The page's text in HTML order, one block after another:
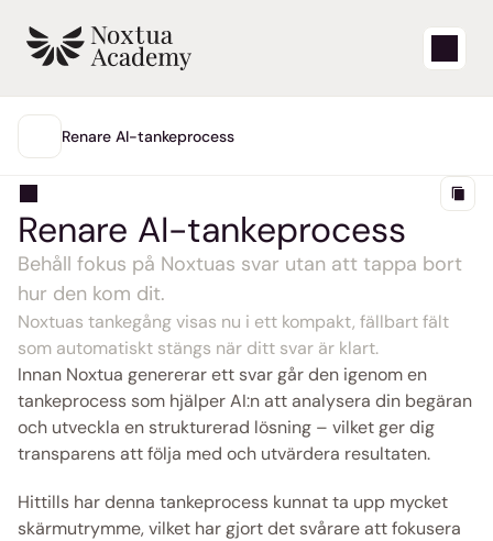
Starta
HUVUDMENY
Supportartiklar
Blogg
Produktuppdateringar
Support
Logga in
Renare AI-tankeprocess
Renare AI-tankeprocess
Behåll fokus på Noxtuas svar utan att tappa bort
hur den kom dit.
Noxtuas tankegång visas nu i ett kompakt, fällbart fält
som automatiskt stängs när ditt svar är klart.
Innan Noxtua genererar ett svar går den igenom en
tankeprocess som hjälper AI:n att analysera din begäran
och utveckla en strukturerad lösning – vilket ger dig
transparens att följa med och utvärdera resultaten.
Hittills har denna tankeprocess kunnat ta upp mycket
skärmutrymme, vilket har gjort det svårare att fokusera